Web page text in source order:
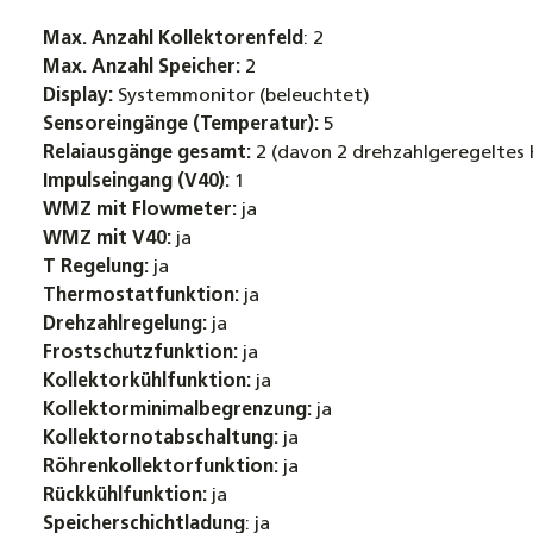
Max. Anzahl Kollektorenfeld : 2
Max. Anzahl Speicher: 2
Display: Systemmonitor (beleuchtet)
Sensoreingänge (Temperatur): 5
Relaiausgänge gesamt: 2 (davon 2 drehzahlgeregeltes
Impulseingang (V40): 1
WMZ mit Flowmeter: ja
WMZ mit V40: ja
T Regelung: ja
Thermostatfunktion: ja
Drehzahlregelung: ja
Frostschutzfunktion: ja
Kollektorkühlfunktion: ja
Kollektorminimalbegrenzung: ja
Kollektornotabschaltung: ja
Röhrenkollektorfunktion: ja
Rückkühlfunktion: ja
Speicherschichtladung: ja